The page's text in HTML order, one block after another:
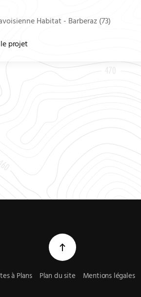
Habitat - Barberaz (73)
projet
à Plans Plan du site Mentions légales